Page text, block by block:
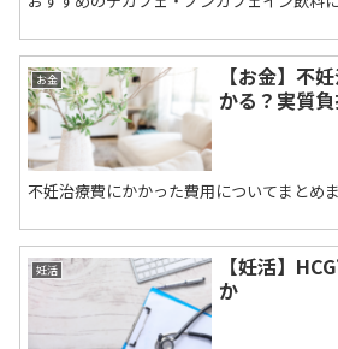
お金
【お金】不
かる？実質
不妊治療費にかかった費用についてまとめま
妊活
【妊活】
か